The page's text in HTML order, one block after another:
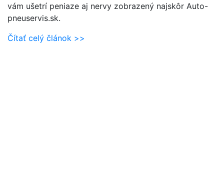
vám ušetrí peniaze aj nervy zobrazený najskôr Auto-
pneuservis.sk.
Čítať celý článok >>